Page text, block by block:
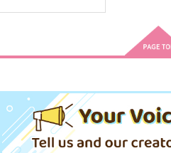
787 円 （税込）
ハイキュー!! オールキャ
ラ
いた件2
くりもも本舗
1,540円（税
ラ